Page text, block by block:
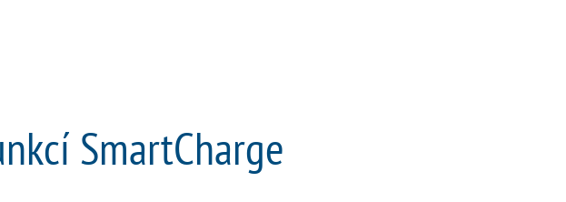
SmartCharge